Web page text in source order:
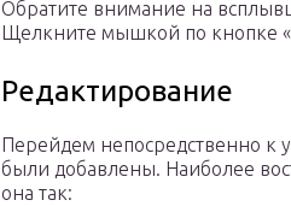
Обратите внимание на
Щелкните мышкой по кнопке
Редактирование
Перейдем непосредственно к
были добавлены. Наиболее
она так: